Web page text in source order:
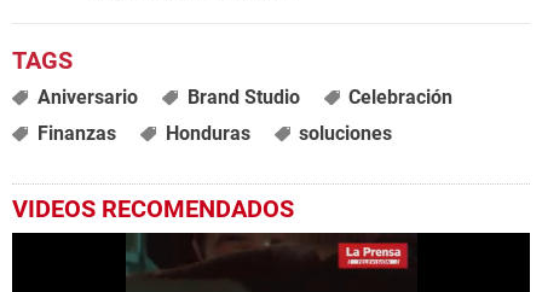
Aniversario Brand Studio
Celebración
Finanzas
Honduras soluciones
VIDEOS RECOMENDADOS